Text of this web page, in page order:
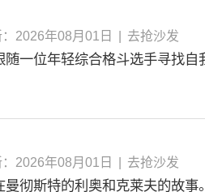
2026年08月01日 去抢沙发
随一位年轻综合格斗选手寻找自
2026年08月01日 去抢沙发
曼彻斯特的利奥和克莱夫的故事